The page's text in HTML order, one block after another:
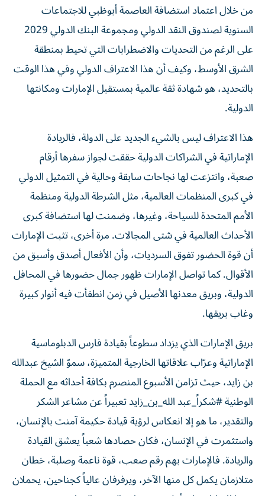
من خلال اعتماد استضافة العاصمة أبوظبي للاجتماعات
السنوية لصندوق النقد الدولي ومجموعة البنك الدولي 2029
على الرغم من التحديات والاضطرابات التي تحيط بمنطقة
الشرق الأوسط، وكيف أن هذا الاعتراف الدولي وفي هذا الوقت
بالتحديد، هو شهادة ثقة عالمية بمستقبل الإمارات ومكانتها
الدولية.
هذا الاعتراف ليس بالشيء الجديد على الدولة، فالريادة
الإماراتية في الشراكات الدولية حققت لجواز سفرها أرقام
صعبة، وانتزعت لها نجاحات سابقة وحالية في التمثيل الدولي
في كبرى المنظمات العالمية، مثل الشرطة الدولية ومنظمة
الأمم المتحدة للسياحة، وغيرها، وضمنت لها استضافة كبرى
الأحداث العالمية في شتى المجالات. مرة أخرى، تثبت الإمارات
أن قوة الحضور تفوق السرديات، وأن الأفعال أصدق وأسبق من
الأقوال. كما تواصل الإمارات ظهور جمال حضورها في المحافل
الدولية، وبريق معدنها الأصيل في زمن انطفأت فيه أنوار كبيرة
وغاب بريقها.
بريق الإمارات الذي يزداد سطوعاً بقيادة فارس الدبلوماسية
الإماراتية وعرّاب علاقاتها الخارجية المتميزة، سموّ الشيخ عبدالله
بن زايد، حيث تزامن الأسبوع المنصرم بكافة أحداثه مع الحملة
الوطنية #شكراً_عبد الله_بن_زايد تعبيراً عن مشاعر الشكر
والتقدير، ما هو إلا انعكاس لرؤية قيادة حكيمة آمنت بالإنسان،
واستثمرت في الإنسان، فكان حصادها شعباً يعشق القيادة
والريادة. فالإمارات بهم رقم صعب، قوة ناعمة وصلبة، خطان
متلازمان يكمل كل منها الآخر، ويرفرفان عالياً كجناحين، يحملان